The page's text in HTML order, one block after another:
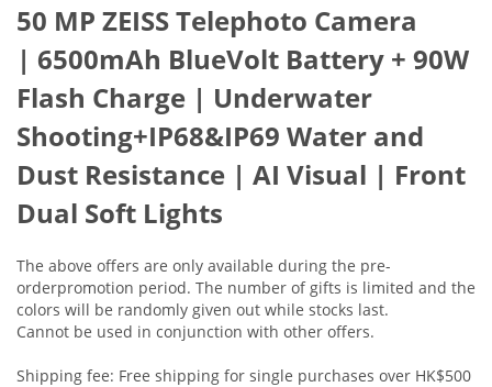
50 MP ZEISS Telephoto Camera
| 6500mAh BlueVolt Battery + 90W
Flash Charge | Underwater
Shooting+IP68&IP69 Water and
Dust Resistance | AI Visual | Front
Dual Soft Lights
The above offers are only available during the pre-
orderpromotion period. The number of gifts is limited and the
colors will be randomly given out while stocks last.
Cannot be used in conjunction with other offers.
Shipping fee: Free shipping for single purchases over HK$500